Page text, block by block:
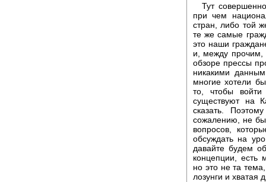
Тут
при чем
стран, либо той
те же самые
это наши
и, между прочим,
обзоре прессы
никакими
многие хотели
то, чтобы войти
существуют на
сказать.
сожалению, не
вопросов,
обсуждать на
давайте будем
концепции, есть
но это не та
лозунги и хватая